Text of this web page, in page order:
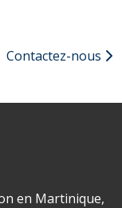
Contactez-nous
en Martinique,